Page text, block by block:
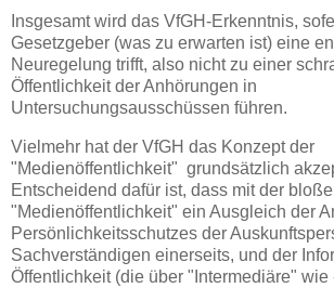
Insgesamt wird das VfGH-Erkenntnis,
Gesetzgeber (was zu erwarten ist) eine
Neuregelung trifft, also nicht zu einer
Öffentlichkeit der Anhörungen in
Untersuchungsausschüssen führen.
Vielmehr hat der VfGH das Konzept der
"Medienöffentlichkeit" grundsätzlich
Entscheidend dafür ist, dass mit der
"Medienöffentlichkeit" ein Ausgleich der
Persönlichkeitsschutzes der
Sachverständigen einerseits, und der
Öffentlichkeit (die über "Intermediäre" wie